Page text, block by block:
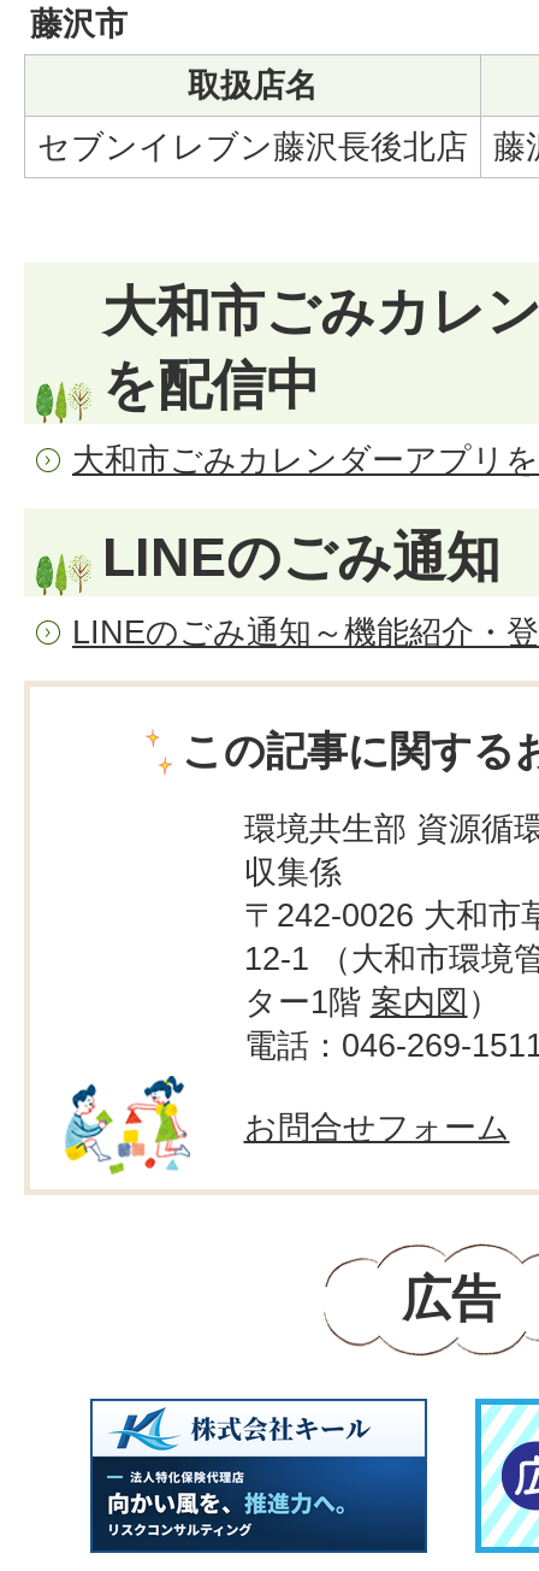
藤沢市
取扱店名
セブンイレブン藤沢長後北店
藤
大和市ごみカレ
を配信中
大和市ごみカレンダーアプリ
LINEのごみ通知
LINEのごみ通知～機能紹介・
この記事に関する
環境共生部 資源循
収集係
〒242-0026 大和市
12-1 （大和市環境
ター1階 案内図 ）
電話：046-269-
お問合せフォーム
広告